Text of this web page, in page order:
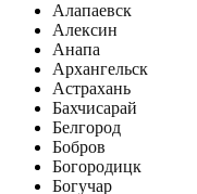
Алапаевск
Алексин
Анапа
Архангельск
Астрахань
Бахчисарай
Белгород
Бобров
Богородицк
Богучар